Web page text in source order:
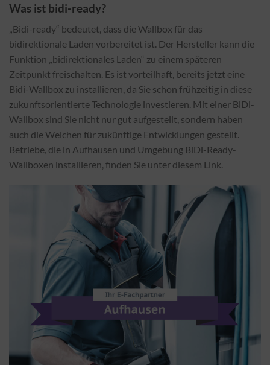
Was ist bidi-ready?
„Bidi-ready“ bedeutet, dass die Wallbox für das
bidirektionale Laden vorbereitet ist. Der Hersteller kann die
Funktion „bidirektionales Laden“ zu einem späteren
Zeitpunkt freischalten. Es ist vorteilhaft, bereits jetzt eine
Bidi-Wallbox zu installieren, da Sie schon frühzeitig in diese
zukunftsorientierte Technologie investieren. Mit einer BiDi-
Wallbox sind Sie nicht nur gut aufgestellt, sondern haben
auch die Weichen für zukünftige Entwicklungen gestellt.
Betriebe, die in Aufhausen und Umgebung BiDi-Ready-
Wallboxen installieren, finden Sie unter diesem Link.